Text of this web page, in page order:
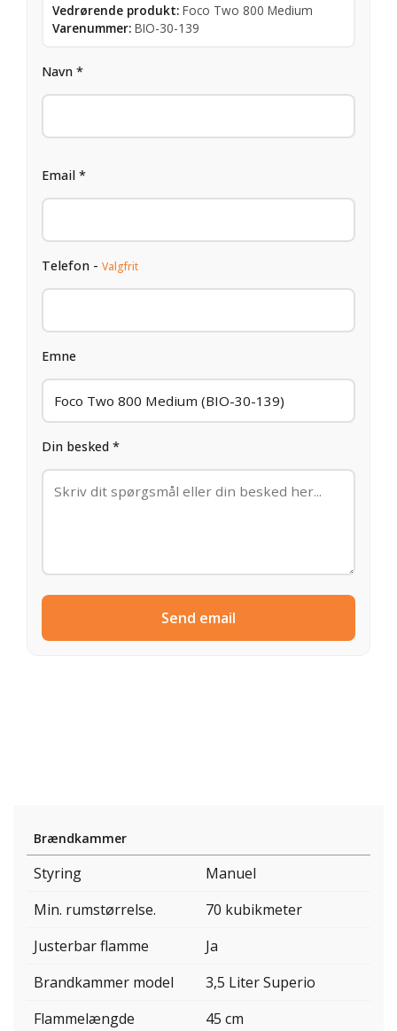
Vedrørende produkt: Foco Two 800 Medium
Varenummer: BIO-30-139
Navn *
Email *
Telefon - Valgfrit
Emne
Din besked *
Send email
Brændkammer
Styring
Manuel
Min. rumstørrelse.
70 kubikmeter
Justerbar flamme
Ja
Brandkammer model
3,5 Liter Superio
Flammelængde
45 cm